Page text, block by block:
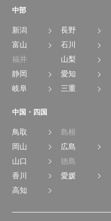
中部
新潟
長野
富山
石川
福井
山梨
静岡
愛知
岐阜
三重
中国・四国
鳥取
島根
岡山
広島
山口
徳島
香川
愛媛
高知